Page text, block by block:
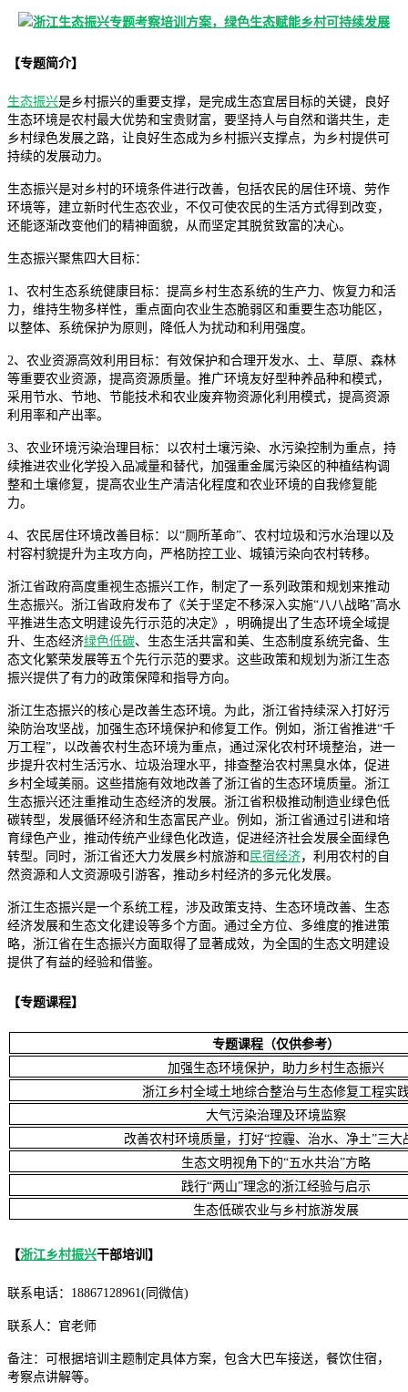
【专题简介】
生态振兴是乡村振兴的重要支撑，是完成生态宜居目标的关键，良好
生态环境是农村最大优势和宝贵财富，要坚持人与自然和谐共生，走
乡村绿色发展之路，让良好生态成为乡村振兴支撑点，为乡村提供可
持续的发展动力。
生态振兴是对乡村的环境条件进行改善，包括农民的居住环境、劳作
环境等，建立新时代生态农业，不仅可使农民的生活方式得到改变，
还能逐渐改变他们的精神面貌，从而坚定其脱贫致富的决心。
生态振兴聚焦四大目标：
1、农村生态系统健康目标：提高乡村生态系统的生产力、恢复力和活
力，维持生物多样性，重点面向农业生态脆弱区和重要生态功能区，
以整体、系统保护为原则，降低人为扰动和利用强度。
2、农业资源高效利用目标：有效保护和合理开发水、土、草原、森林
等重要农业资源，提高资源质量。推广环境友好型种养品种和模式，
采用节水、节地、节能技术和农业废弃物资源化利用模式，提高资源
利用率和产出率。
3、农业环境污染治理目标：以农村土壤污染、水污染控制为重点，持
续推进农业化学投入品减量和替代，加强重金属污染区的种植结构调
整和土壤修复，提高农业生产清洁化程度和农业环境的自我修复能
力。
4、农民居住环境改善目标：以“厕所革命”、农村垃圾和污水治理以及
村容村貌提升为主攻方向，严格防控工业、城镇污染向农村转移。
浙江省政府高度重视生态振兴工作，制定了一系列政策和规划来推动
生态振兴。浙江省政府发布了《关于坚定不移深入实施“八八战略”高水
平推进生态文明建设先行示范的决定》，明确提出了生态环境全域提
升、生态经济绿色低碳、生态生活共富和美、生态制度系统完备、生
态文化繁荣发展等五个先行示范的要求。这些政策和规划为浙江生态
振兴提供了有力的政策保障和指导方向。
浙江生态振兴的核心是改善生态环境。为此，浙江省持续深入打好污
染防治攻坚战，加强生态环境保护和修复工作。例如，浙江省推进“千
万工程”，以改善农村生态环境为重点，通过深化农村环境整治，进一
步提升农村生活污水、垃圾治理水平，排查整治农村黑臭水体，促进
乡村全域美丽。这些措施有效地改善了浙江省的生态环境质量。浙江
生态振兴还注重推动生态经济的发展。浙江省积极推动制造业绿色低
碳转型，发展循环经济和生态富民产业。例如，浙江省通过引进和培
育绿色产业，推动传统产业绿色化改造，促进经济社会发展全面绿色
转型。同时，浙江省还大力发展乡村旅游和 民宿经济，利用农村的自
然资源和人文资源吸引游客，推动乡村经济的多元化发展。
浙江生态振兴是一个系统工程，涉及政策支持、生态环境改善、生态
经济发展和生态文化建设等多个方面。通过全方位、多维度的推进策
略，浙江省在生态振兴方面取得了显著成效，为全国的生态文明建设
提供了有益的经验和借鉴。
【专题课程】
专题课程（仅供参考）
加强生态环境保护，助力乡村生态振兴
浙江乡村全域土地综合整治与生态修复工程实
大气污染治理及环境监察
改善农村环境质量，打好“控霾、治水、净土”三大
生态文明视角下的“五水共治”方略
践行“两山”理念的浙江经验与启示
生态低碳农业与乡村旅游发展
【浙江乡村振兴干部培训】
联系电话：18867128961(同微信)
联系人：官老师
备注：可根据培训主题制定具体方案，包含大巴车接送，餐饮住宿，
考察点讲解等。